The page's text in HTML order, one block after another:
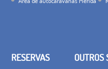
RESERVAS OUTROS